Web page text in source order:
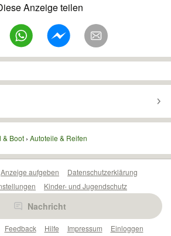
Anzeige teilen
& Boot Autoteile & Reifen
Nachricht
Anzeige aufgeben
Datenschutzerklärung
Kinder- und Jugendschutz
Feedback Hilfe Impressum Einloggen